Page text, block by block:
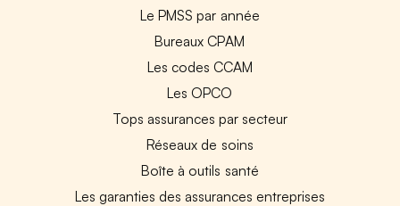
Le PMSS par année
Bureaux CPAM
Les codes CCAM
Les OPCO
Tops assurances par secteur
Réseaux de soins
Boîte à outils santé
Les garanties des assurances entreprises